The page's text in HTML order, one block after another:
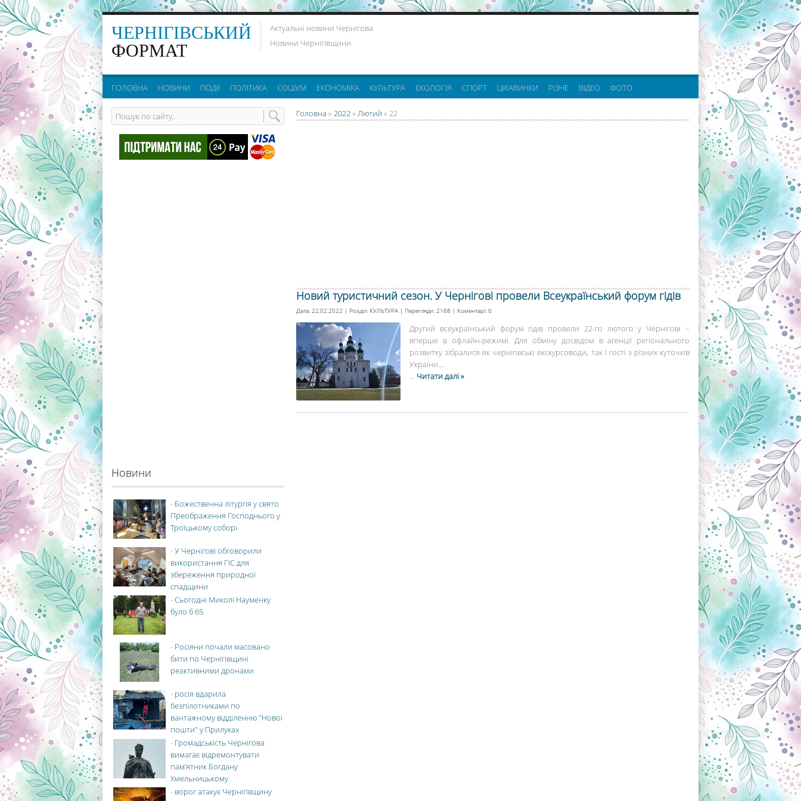
реклама партнерів:
ЧЕРНІГІВСЬКИЙ
ФОРМАТ
Актуальні новини Чернігова
Новини Чернігівщини
ГОЛОВНА НОВИНИ ПОДІЇ ПОЛІТИКА СОЦІУМ ЕКОНОМІКА КУЛЬТУРА ЕКОЛОГІЯ СПОРТ ЦІКАВИНКИ РІЗНЕ ВІДЕО ФОТО
Головна » 2022» Лютий » 22
Новий туристичний сезон. У Чернігові провели Всеукраїнський форум гідів
Дата: 22.02.2022 | Розділ: КУЛЬТУРА | Перегляди: 2168 | Коментарі: 0
Другий всеукраїнський форум гідів провели 22-го лютого у Чернігові –
вперше в офлайн-режимі. Для обміну досвідом в агенції регіонального
розвитку зібралися як чернігівські екскурсоводи, так і гості з різних куточків
України....
... Читати далі »
Новини
- Божественна літургія у свято
Преображення Господнього у
Троїцькому соборі
-У Чернігові обговорили
використання ГІС для
збереження природної
спадщини
-Сьогодні Миколі Науменку
було б 65
- Росіяни почали масовано
бити по Чернігівщині
реактивними дронами
- росія вдарила
безпілотниками по
вантажному відділенню "Нової
пошти" у Прилуках
- Громадськість Чернігова
вимагає відремонтувати
пам’ятник Богдану
Хмельницькому
- ворог атакує Чернігівщину